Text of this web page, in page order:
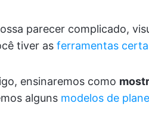
parecer complicado,
tiver as ferramentas
ensinaremos como
alguns modelos de